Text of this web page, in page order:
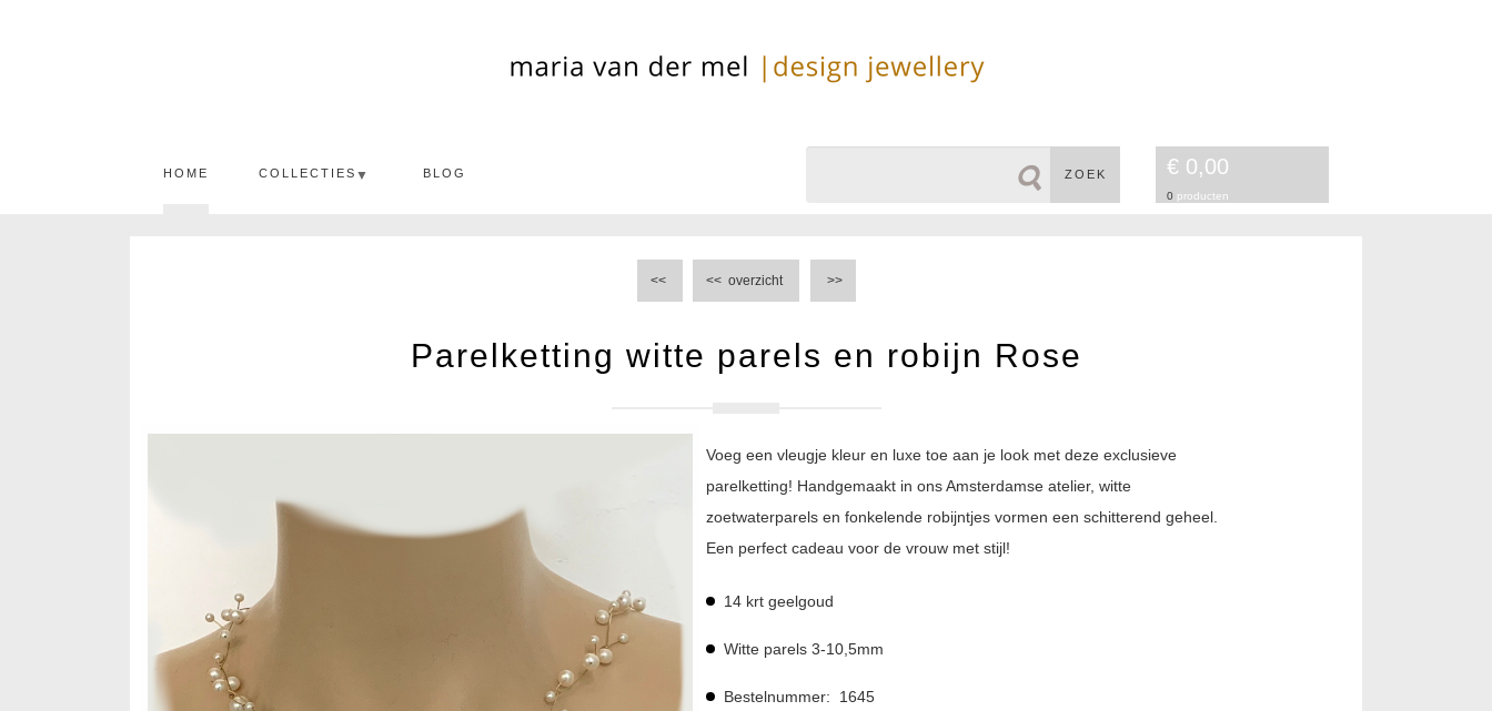
HOME COLLECTIES ▼ BLOG € 0,00
0 producten
ZOEK
<< << overzicht >>
Parelketting witte parels en robijn Rose
Voeg een vleugje kleur en luxe toe aan je look met deze exclusieve
parelketting! Handgemaakt in ons Amsterdamse atelier, witte
zoetwaterparels en fonkelende robijntjes vormen een schitterend geheel.
Een perfect cadeau voor de vrouw met stijl!
14 krt geelgoud
Witte parels 3-10,5mm
Bestelnummer: 1645